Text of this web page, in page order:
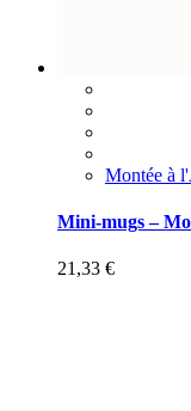
Montée à
Mini-mugs –
21,33 €